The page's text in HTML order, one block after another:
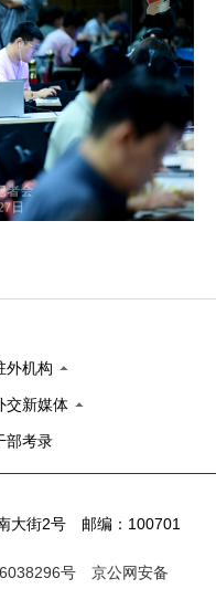
外机构
交新媒体
部考录
大街2号 邮编：100701
号
京公网安备